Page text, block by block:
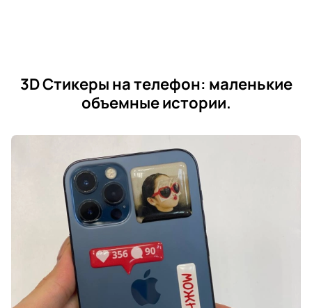
3D Стикеры на телефон: маленькие
объемные истории.